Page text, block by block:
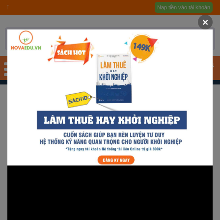
Trang chủ
Giới thiệu
Quy trình hướng nghiệp
Tài liệu
Học sinh, Sinh viên toàn quốc của Novaedu
Nạp tiền vào tài khoản
TÀI KHOẢN
SPRO1 - NGẦU TEAM
×